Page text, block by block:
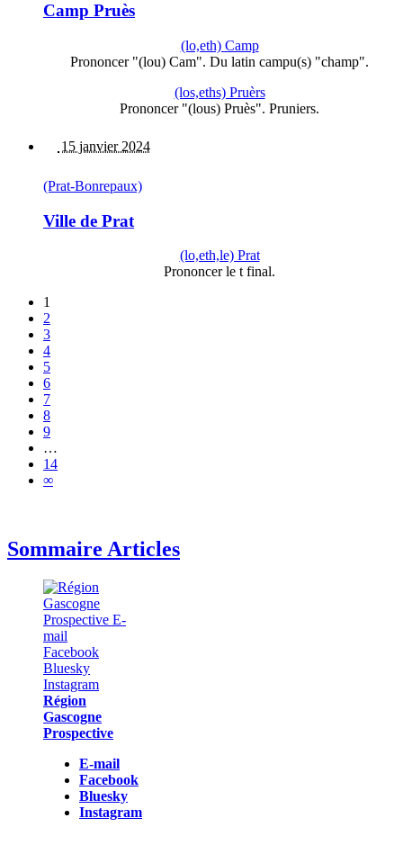
Camp Pruès
(lo,eth) Camp
Prononcer "(lou) Cam". Du latin campu(s) "champ".
(los,eths) Pruèrs
Prononcer "(lous) Pruès". Pruniers.
15 janvier 2024
(Prat-Bonrepaux)
Ville de Prat
(lo,eth,le) Prat
Prononcer le t final.
1
2
3
4
5
6
7
8
9
…
14
∞
Sommaire Articles
Région
Gascogne
Prospective
E-mail
Facebook
Bluesky
Instagram